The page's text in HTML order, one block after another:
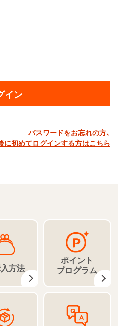
パスワードをお忘れの方、
に初めてログインする方はこちら
方法
ポイント
プログラム